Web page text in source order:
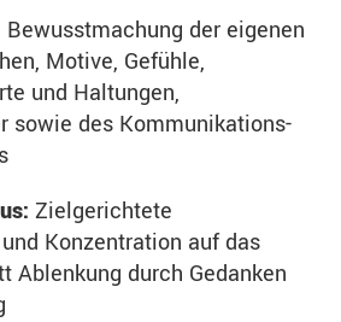
Bewusstmachung der eigenen
Motive, Gefühle,
und Haltungen,
sowie des Kommunikations-
Zielgerichtete
Konzentration auf das
Ablenkung durch Gedanken